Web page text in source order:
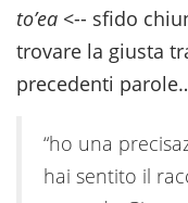
to’ea <-- sfido
trovare la giusta
precedenti
“ho una
hai sentito il